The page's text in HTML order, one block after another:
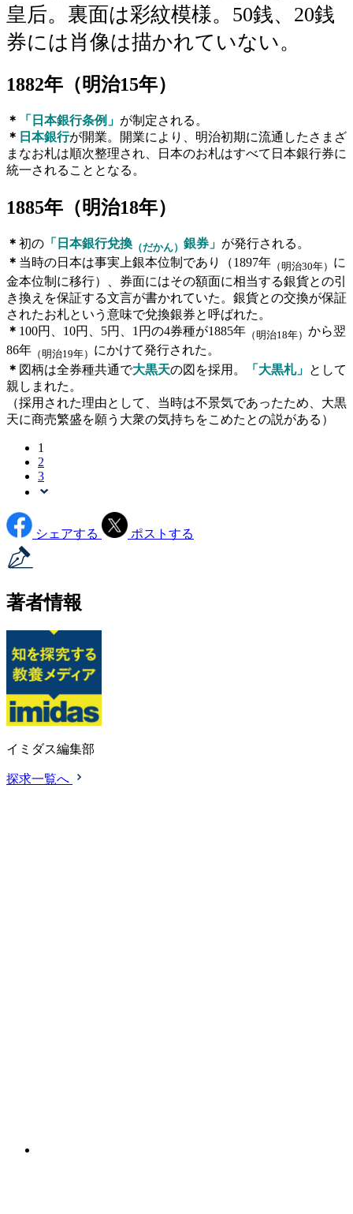
皇后。裏面は彩紋模様。50銭、20銭
券には肖像は描かれていない。
1882年（明治15年）
＊ 「日本銀行条例」 が制定される。
＊ 日本銀行が開業。開業により、明治初期に流通したさまざ
まなお札は順次整理され、日本のお札はすべて日本銀行券に
統一されることとなる。
1885年（明治18年）
＊ 初の 「日本銀行兌換（だかん） 銀券」 が発行される。
＊ 当時の日本は事実上銀本位制であり（1897年 （明治30年） に
金本位制に移行）、券面にはその額面に相当する銀貨との引
き換えを保証する文言が書かれていた。銀貨との交換が保証
されたお札という意味で兌換銀券と呼ばれた。
＊ 100円、10円、5円、1円の4券種が1885年 （明治18年） から翌
86年 （明治19年） にかけて発行された。
＊ 図柄は全券種共通で大黒天の図を採用。 「大黒札」 として
親しまれた。
（採用された理由として、当時は不景気であったため、大黒
天に商売繁盛を願う大衆の気持ちをこめたとの説がある）
1
2
3
シェアする ポストする
著者情報
イミダス編集部
探求一覧へ